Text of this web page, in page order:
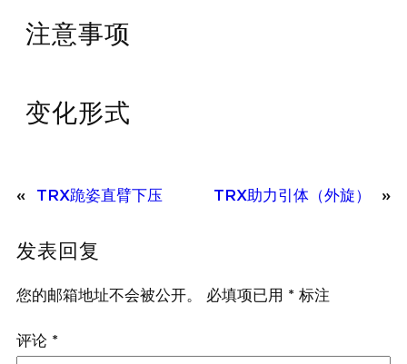
注意事项
变化形式
« TRX跪姿直臂下压 TRX助力引体（外旋） »
发表回复
您的邮箱地址不会被公开。 必填项已用 * 标注
评论 *